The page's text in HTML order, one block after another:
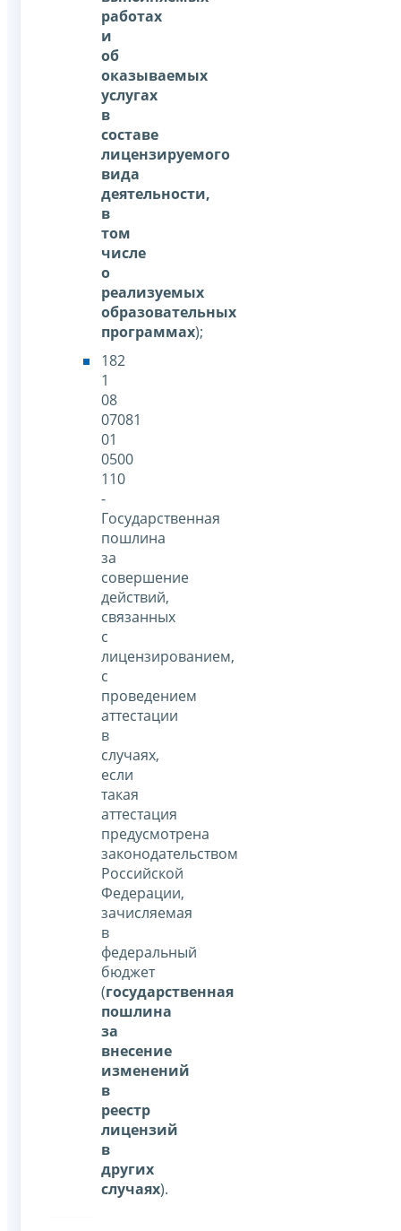
работах
и
об
оказываемых
услугах
в
составе
лицензируемого
вида
деятельности,
в
том
числе
о
реализуемых
образовательных
программах);
182
1
08
07081
01
0500
110
-
Государственная
пошлина
за
совершение
действий,
связанных
с
лицензированием,
с
проведением
аттестации
в
случаях,
если
такая
аттестация
предусмотрена
законодательством
Российской
Федерации,
зачисляемая
в
федеральный
бюджет
(государственная
пошлина
за
внесение
изменений
в
реестр
лицензий
в
других
случаях).